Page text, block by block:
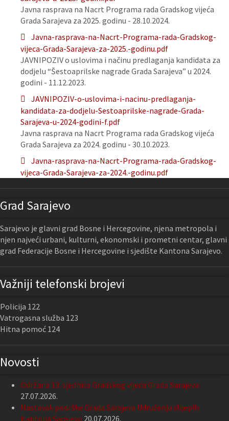
Javna rasprava na Nacrt Programa rada Gradskog vijeća
Grada Sarajeva za 2025. godinu - 28.10.2024.
Javna-rasprava-na-Nacrt-Programa-rada-Gradskog-
vijeca-Grada-Sarajeva-za-2025.-godinu.pdf
JAVNIPOZIV o uslovima i načinu predlaganja kandidata za
dodjelu “Šestoaprilske nagrade Grada Sarajeva” u 2024.
godini - 11.12.2023.
JAVNIPOZIV-o-uslovima-i-nacinu-predlaganja-
kandidata-za-dodjelu-Sestoaprilske-nagrade-Grada-
Sarajeva-u-2024-godini-f.pdf
Javna rasprava na Nacrt Programa rada Gradskog vijeća
Grada Sarajeva za 2024. godinu - 30.10.2023.
Javna-rasprava-na-Nacrt-Programa-rada-Gradskog-
vijeca-Grada-Sarajeva-za-2024.-godinu.pdf
Grad Sarajevo
Sarajevo je glavni grad Bosne i Hercegovine, njena metropola i
njen najveći urbani, kulturni, ekonomski i prometni centar, glavni
grad Federacije Bosne i Hercegovine i sjedište Kantona Sarajevo.
Važniji telefonski brojevi
Policija 122
Vatrogasna služba 123
Hitna pomoć 124
Novosti
Održana 13. sjednica Gradskog vijeća Grada Sarajeva
27.07.2026.
Nastavak podrške Grada Sarajeva Udruženju slijepih
Kantona Sarajevo 20.07.2026.